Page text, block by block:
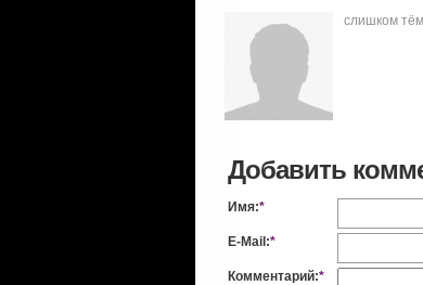
слишком
Добавить
Имя:*
E-Mail:*
Комментарий:*